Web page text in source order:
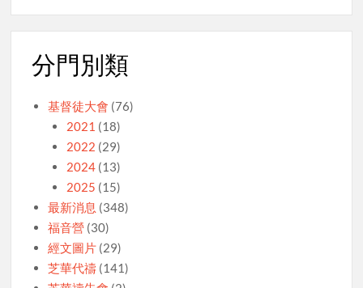
分門別類
基督徒大會 (76)
2021 (18)
2022 (29)
2024(13)
2025 (15)
最新消息 (348)
福音營 (30)
經文圖片 (29)
芝華代禱 (141)